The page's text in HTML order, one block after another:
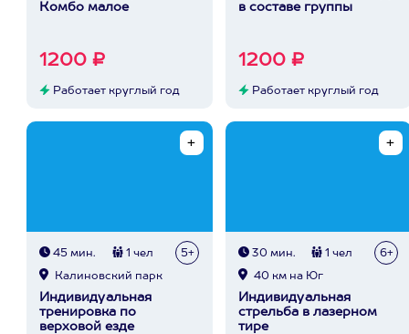
Комбо малое
1200 ₽
Работает круглый год
в составе группы
1200 ₽
Работает круглый год
45 мин. 1 чел 5+
Калиновский парк
Индивидуальная
тренировка по
верховой езде
30 мин. 1 чел 6+
40 км на Юг
Индивидуальная
стрельба в лазерном
тире